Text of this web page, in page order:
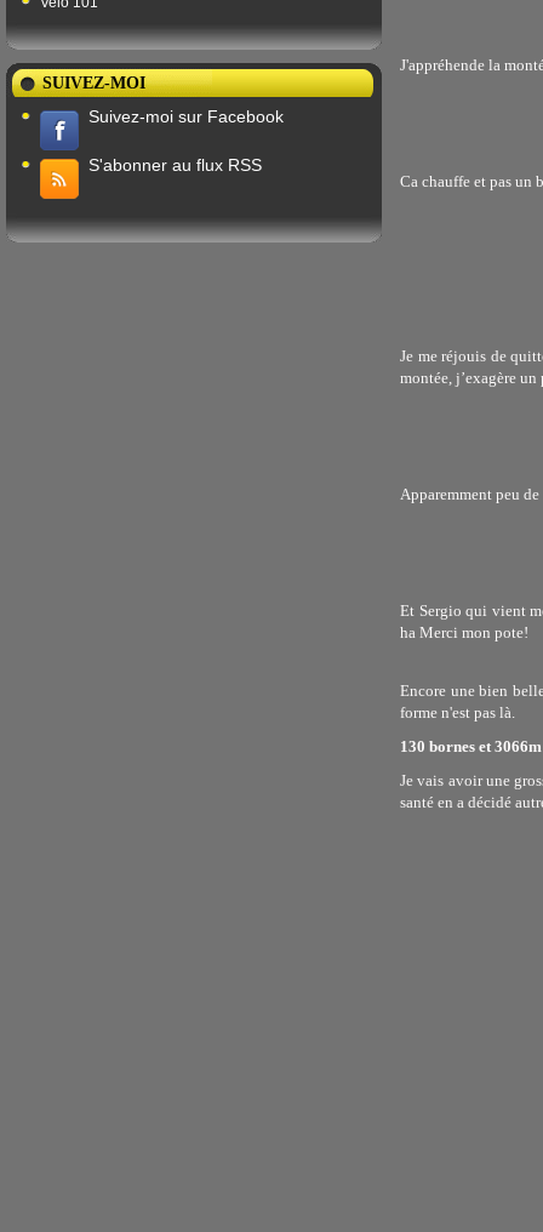
SUIVEZ-MOI
Suivez-moi sur Facebook
S'abonner au flux RSS
J'appréhende la
Ca chauffe et pas un
Je me réjouis de
montée, j’exagère
Apparemment peu
Et Sergio qui vient
ha Merci mon pote!
Encore une bien
forme n'est pas là.
130 bornes et
Je vais avoir une
santé en a décidé